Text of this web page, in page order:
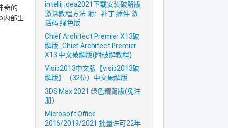
奇的
内部生
intellij idea2021下载安装破解版
激活教程方法 附：补丁 插件 激
活码 绿色版
Chief Architect Premier X13破
解版_Chief Architect Premier
X13 中文破解版(附破解教程)
Visio2013中文版【visio2013破
解版】（32位）中文破解版
3DS Max 2021 绿色精简版(免注
册)
Microsoft Office
2016/2019/2021 批量许可22年